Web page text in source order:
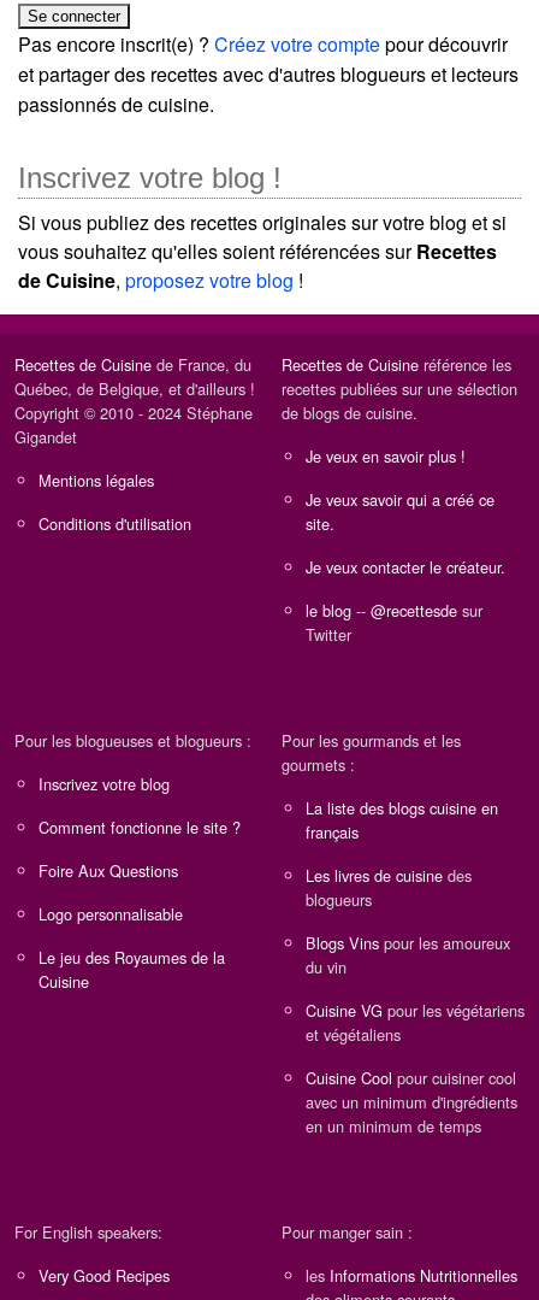
Pas encore inscrit(e) ? Créez votre comptepour découvrir
et partager des recettes avec d'autres blogueurs et lecteurs
passionnés de cuisine.
Inscrivez votre blog !
Si vous publiez des recettes originales sur votre blog et si
vous souhaitez qu'elles soient référencées surRecettes
de Cuisine, proposez votre blog !
Recettes de Cuisine de France, du
Québec, de Belgique, et d'ailleurs !
Copyright © 2010 - 2024 Stéphane
Gigandet
Mentions légales
Conditions d'utilisation
Recettes de Cuisine référence les
recettes publiées sur une sélection
de blogs de cuisine.
Je veux en savoir plus !
Je veux savoir qui a créé ce
site.
Je veux contacter le créateur.
le blog -- @recettesde sur
Twitter
Pour les blogueuses et blogueurs :
Inscrivez votre blog
Comment fonctionne le site ?
Foire Aux Questions
Logo personnalisable
Le jeu des Royaumes de la
Cuisine
Pour les gourmands et les
gourmets :
La liste des blogs cuisine en
français
Les livres de cuisine des
blogueurs
Blogs Vins pour les amoureux
du vin
Cuisine VG pour les végétariens
et végétaliens
Cuisine Cool pour cuisiner cool
avec un minimum d'ingrédients
en un minimum de temps
For English speakers:
Very Good Recipes
Pour manger sain :
les Informations Nutritionnelles